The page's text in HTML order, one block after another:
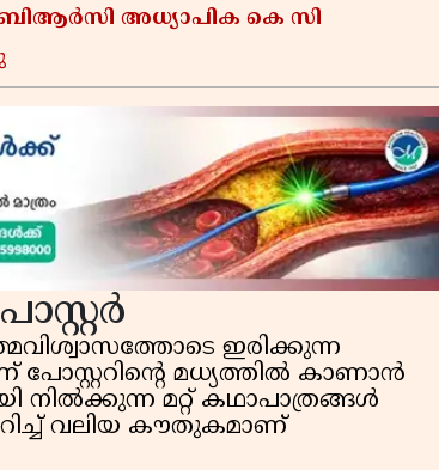
അധ്യാപിക കെ സി
ഇരിക്കുന്ന
മധ്യത്തിൽ കാണാൻ
നിൽക്കുന്ന മറ്റ് കഥാപാത്രങ്ങൾ
വലിയ കൗതുകമാണ്